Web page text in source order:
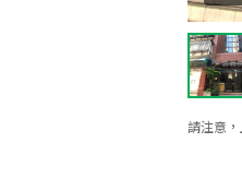
請注意